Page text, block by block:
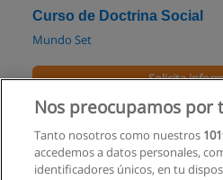
Curso de Doctrina Social
Mundo Set
Solicita
Curso de Relaciones
Nueva Acropolis
Nos preocupamos por
Tanto nosotros como nuestros
accedemos a datos personales,
identificadores únicos, en tu